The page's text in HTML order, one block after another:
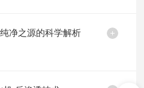
净之源的科学解析